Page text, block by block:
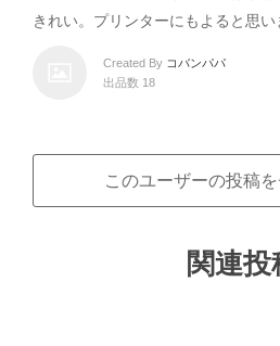
きれい。プリンターにもよると思
Created By コバンパパ
出品数 18
このユーザーの投稿
関連投